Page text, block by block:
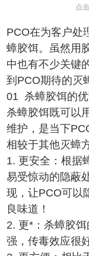
点
PCO在为客户处
蟑胶饵。虽然用
中也有不少关键
到PCO期待的灭
01 杀蟑胶饵的
杀蟑胶饵既可以
维护，是当下
相较于其他灭蟑
1. 更安全：根据
易受惊动的隐蔽
现，让PCO可以
良味道！
2. 更*：杀蟑胶
强，传毒效应很